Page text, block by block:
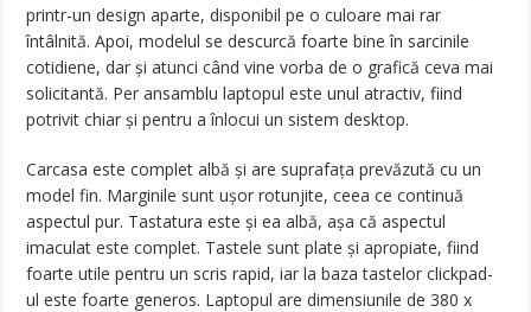
printr-un design aparte, disponibil pe o culoare mai rar
întâlnită. Apoi, modelul se descurcă foarte bine în sarcinile
cotidiene, dar și atunci când vine vorba de o grafică ceva mai
solicitantă. Per ansamblu laptopul este unul atractiv, fiind
potrivit chiar și pentru a înlocui un sistem desktop.
Carcasa este complet albă și are suprafața prevăzută cu un
model fin. Marginile sunt ușor rotunjite, ceea ce continuă
aspectul pur. Tastatura este și ea albă, așa că aspectul
imaculat este complet. Tastele sunt plate și apropiate, fiind
foarte utile pentru un scris rapid, iar la baza tastelor clickpad-
ul este foarte generos. Laptopul are dimensiunile de 380 x